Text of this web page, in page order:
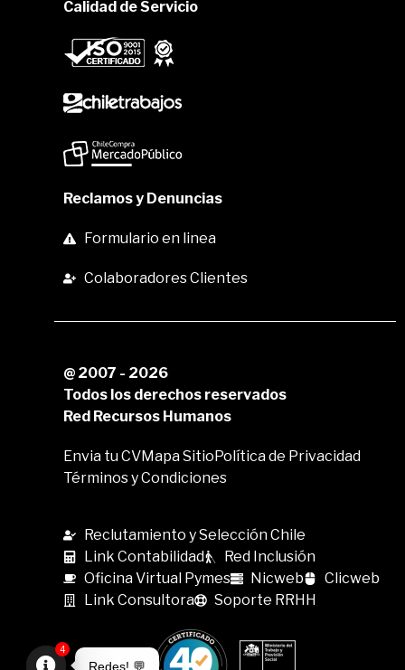
Calidad de Servicio
Reclamos y Denuncias
Formulario en linea
Colaboradores Clientes
@ 2007 - 2026
Todos los derechos reservados
Red Recursos Humanos
Envia tu CVMapa SitioPolítica de Privacidad
Términos y Condiciones
Reclutamiento y Selección Chile
Link Contabilidad
Red Inclusión
Oficina Virtual Pymes
Nicweb
Clicweb
Link Consultora
Soporte RRHH
Redes! 💬
4